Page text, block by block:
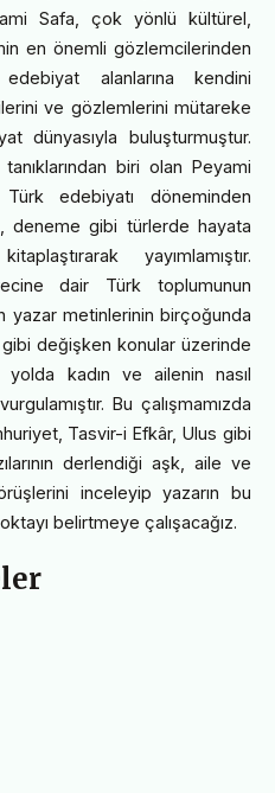
Safa, çok yönlü kültürel,
en önemli gözlemcilerinden
alanlarına kendini
ve gözlemlerini mütareke
dünyasıyla buluşturmuştur.
biri olan Peyami
edebiyatı döneminden
deneme gibi türlerde hayata
yayımlamıştır.
dair Türk toplumunun
yazar metinlerinin birçoğunda
gibi değişken konular üzerinde
kadın ve ailenin nasıl
Bu çalışmamızda
Tasvir-i Efkâr, Ulus gibi
derlendiği aşk, aile ve
inceleyip yazarın bu
belirtmeye çalışacağız.